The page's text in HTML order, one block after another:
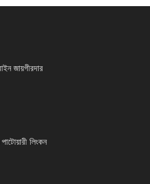
জায়গীরদার
লিংকন